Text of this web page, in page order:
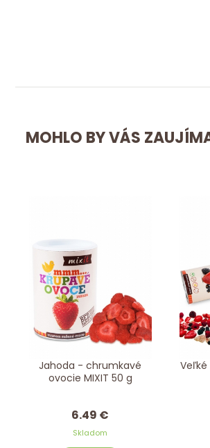
MOHLO BY VÁS
Jahoda - chrumkavé
ovocie MIXIT 50 g
6.49 €
Skladom